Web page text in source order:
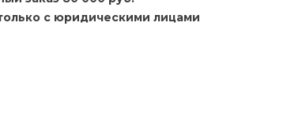
с юридическими лицами